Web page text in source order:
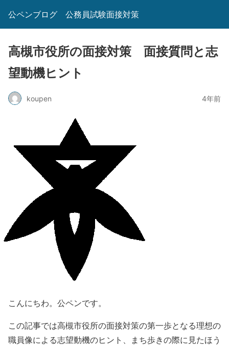
公ペンブログ 公務員試験面接対策
高槻市役所の面接対策 面接質問と志
望動機ヒント
koupen 4年前
こんにちわ。公ペンです。
この記事では高槻市役所の面接対策の第一歩となる理想の
職員像による志望動機のヒント、まち歩きの際に見たほう